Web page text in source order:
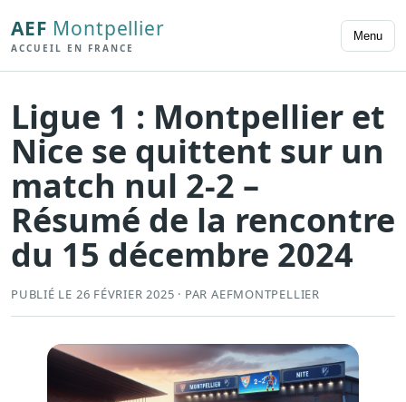
AEF Montpellier
ACCUEIL EN FRANCE
Menu
Ligue 1 : Montpellier et
Nice se quittent sur un
match nul 2-2 –
Résumé de la rencontre
du 15 décembre 2024
PUBLIÉ LE 26 FÉVRIER 2025 · PAR AEFMONTPELLIER